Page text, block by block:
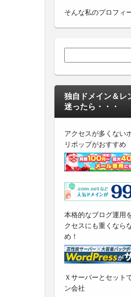
そんな私のプロフィ
独自ドメイン＆レ
迷ったら・・・
アクセスが多くない
リポップがおすすめ
本格的なブログ運用
クセスにも重くなら
め！
Ｘサーバーとセット
ン会社